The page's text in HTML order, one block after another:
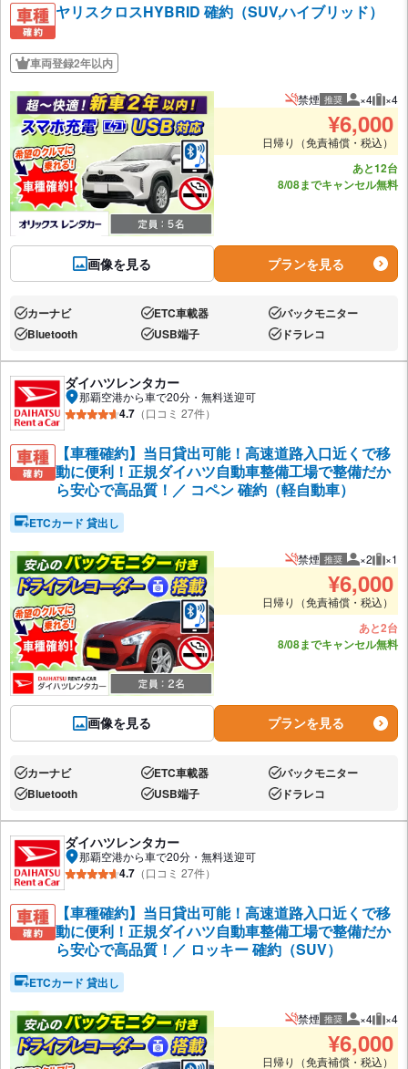
ヤリスクロスHYBRID 確約（SUV,ハイブリッド）
車両登録2年以内
画像を見る
禁煙 推奨 推奨人数
×4 推
×4
¥6,000
日帰り（免責補償・税込）
あと12台
8/08までキャンセル無料
プランを見る
あり:カーナビ あり:ETC車載器 あり:バックモニター
あり:Bluetooth あり:USB端子 あり:ドラレコ
ダイハツレンタカー
那覇空港から車で20分・無料送迎可
4.7 （口コミ 27件）
【車種確約】当日貸出可能！高速道路入口近くで移
動に便利！正規ダイハツ自動車整備工場で整備だか
ら安心で高品質！／ コペン 確約（軽自動車）
ETCカード 貸出し
画像を見る
禁煙 推奨 推奨人数
×2 推
×1
¥6,000
日帰り（免責補償・税込）
あと2台
8/08までキャンセル無料
プランを見る
あり:カーナビ あり:ETC車載器 あり:バックモニター
あり:Bluetooth あり:USB端子 あり:ドラレコ
ダイハツレンタカー
那覇空港から車で20分・無料送迎可
4.7 （口コミ 27件）
【車種確約】当日貸出可能！高速道路入口近くで移
動に便利！正規ダイハツ自動車整備工場で整備だか
ら安心で高品質！／ ロッキー 確約（SUV）
ETCカード 貸出し
禁煙 推奨 推奨人数
×4 推
×4
¥6,000
日帰り（免責補償・税込）